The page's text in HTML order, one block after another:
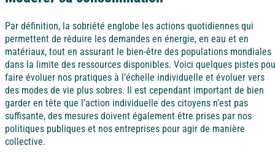
Camargue
Par définition, la sobriété englobe les actions quotidiennes qui
permettent de réduire les demandes en énergie, en eau et en
matériaux, tout en assurant le bien-être des populations mondiales
dans la limite des ressources disponibles. Voici quelques pistes
faire évoluer nos pratiques à l’échelle individuelle et évoluer vers
des modes de vie plus sobres. Il est cependant important de bien
garder en tête que l’action individuelle des citoyens n’est pas
suffisante, des mesures doivent également être prises par nos
politiques publiques et nos entreprises pour agir de manière
collective.